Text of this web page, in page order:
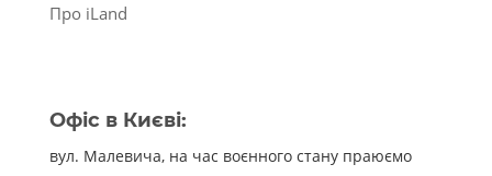
Про iLand
Офіс в Києві:
вул. Малевича, на час воєнного стану праюємо